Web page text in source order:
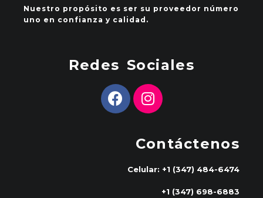
Nuestro propósito es ser su proveedor número
uno en confianza y calidad.
Redes Sociales
Contáctenos
Celular: +1 (347) 484-6474
+1 (347) 698-6883